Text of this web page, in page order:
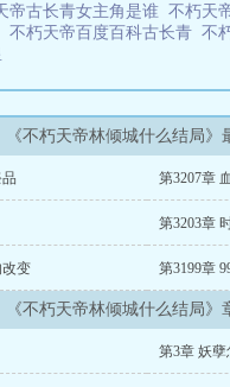
帝古长青女主角是谁 不朽天
不朽天帝百度百科古长青 不
《不朽天帝林倾城什么结局》
第3207章
第3203章
改变 第3199章
《不朽天帝林倾城什么结局》
第3章 妖孽